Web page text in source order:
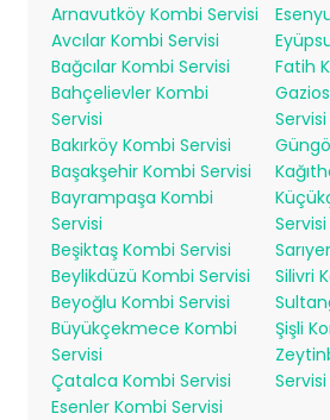
Arnavutköy Kombi Servisi
Avcılar Kombi Servisi
Bağcılar Kombi Servisi
Bahçelievler Kombi
Servisi
Bakırköy Kombi Servisi
Başakşehir Kombi Servisi
Bayrampaşa Kombi
Servisi
Beşiktaş Kombi Servisi
Beylikdüzü Kombi Servisi
Beyoğlu Kombi Servisi
Büyükçekmece Kombi
Servisi
Çatalca Kombi Servisi
Esenler Kombi Servisi
Fatih
Servisi
Servisi
Silivri
Şişli
Servisi